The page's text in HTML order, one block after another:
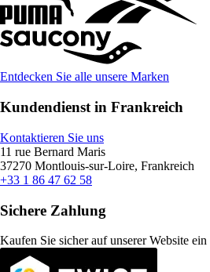
Entdecken Sie alle unsere Marken
Kundendienst in Frankreich
Kontaktieren Sie uns
11 rue Bernard Maris
37270 Montlouis-sur-Loire, Frankreich
+33 1 86 47 62 58
Sichere Zahlung
Kaufen Sie sicher auf unserer Website ein